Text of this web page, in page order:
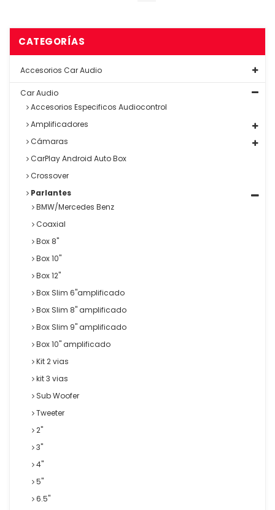
CATEGORÍAS
Accesorios Car Audio
Car Audio
Accesorios Especificos Audiocontrol
Amplificadores
Cámaras
CarPlay Android Auto Box
Crossover
Parlantes
BMW/Mercedes Benz
Coaxial
Box 8"
Box 10"
Box 12"
Box Slim 6"amplificado
Box Slim 8" amplificado
Box Slim 9" amplificado
Box 10" amplificado
Kit 2 vias
kit 3 vias
Sub Woofer
Tweeter
2"
3"
4"
5"
6.5"